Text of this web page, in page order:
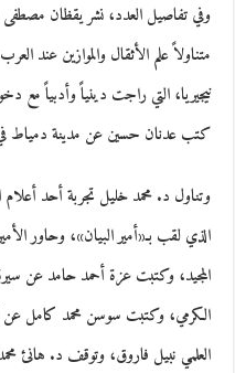
وفي تفاصيل العدد، نشر يقظان مصطفى
متناولاً علم الأثقال والموازين عند
نيجيريا، التي راجت دينياً وأدبياً
كتب عدنان حسين عن مدينة دمياط
وتناول د. محمد خليل تجربة أحد
الذي لقب بـ«أمير البيان»، وحاور
المجيد، وكتبت عزة أحمد حامد عن
الكرمي، وكتبت سوسن محمد كامل عن
العلمي نبيل فاروق، وتوقف د. هانئ